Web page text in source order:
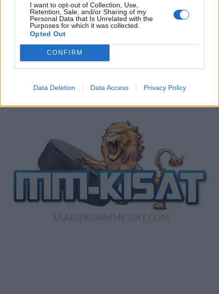
I want to opt-out of Collection, Use,
Retention, Sale, and/or Sharing of my
Personal Data that Is Unrelated with the
Purposes for which it was collected.
Opted Out
CONFIRM
Data Deletion Data Access Privacy Policy
divisioonassa – sai samasta tilanteesta
50 jäähyminuuttia
Kanada – USA klo 15:10 – näin katsot
ottelun ilmaiseksi TV:stä